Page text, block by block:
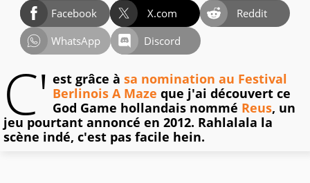
Facebook X.com
Reddit
WhatsApp
Discord
C' est grâce à sa nomination au Festival
Berlinois A Maze que j'ai découvert ce
God Game hollandais nommé Reus, un
jeu pourtant annoncé en 2012. Rahlalala la
scène indé, c'est pas facile hein.